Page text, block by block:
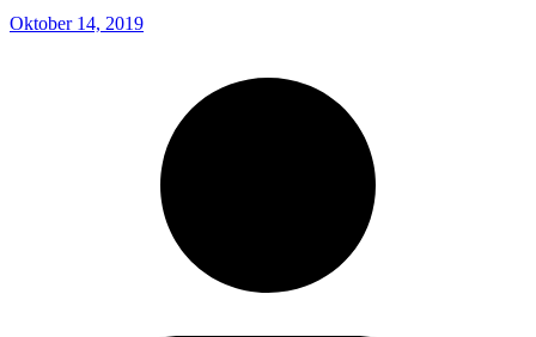
Oktober 14, 2019